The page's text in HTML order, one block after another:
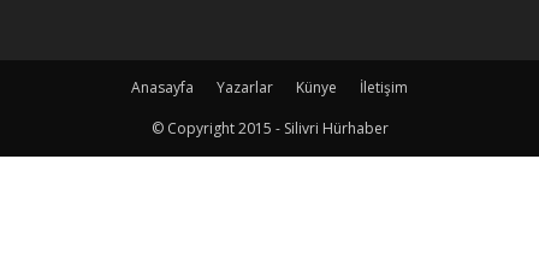
Anasayfa Yazarlar Künye
İletişim
© Copyright 2015 - Silivri Hürhaber